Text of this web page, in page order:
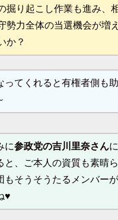
掘り起こし作業も進み、
勢力全体の当選機会が増え
か？
ってくれると有権者側も
に参政党の吉川里奈さん
と、ご本人の資質も素晴ら
もそうそうたるメンバー
♥